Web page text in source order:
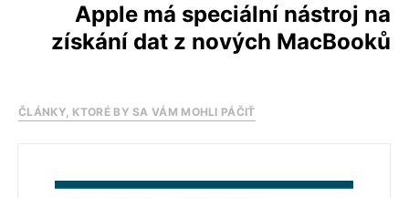
Apple má speciální nástroj na
získání dat z nových MacBooků
ČLÁNKY, KTORÉ BY SA VÁM MOHLI PÁČIŤ